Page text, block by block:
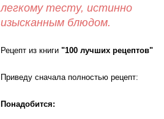
легкому тесту, истинно
изысканным блюдом.
Рецепт из книги"100 лучших рецептов"
Приведу сначала полностью рецепт:
Понадобится: